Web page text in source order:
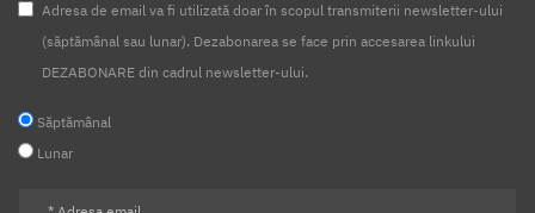
Adresa de email va fi utilizată doar în scopul transmiterii newsletter-ului
(săptămânal sau lunar). Dezabonarea se face prin accesarea linkului
DEZABONARE din cadrul newsletter-ului.
Săptămânal
Lunar